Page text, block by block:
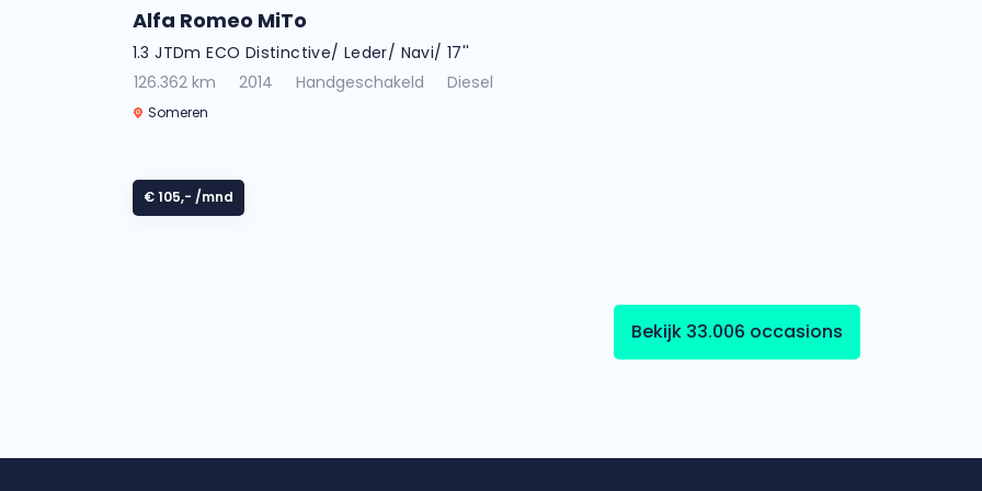
Alfa Romeo MiTo
1.3 JTDm ECO Distinctive/ Leder/ Navi/ 17''
126.362 km
2014 Handgeschakeld Diesel
Someren
€ 105,- /mnd
Bekijk 33.006 occasions